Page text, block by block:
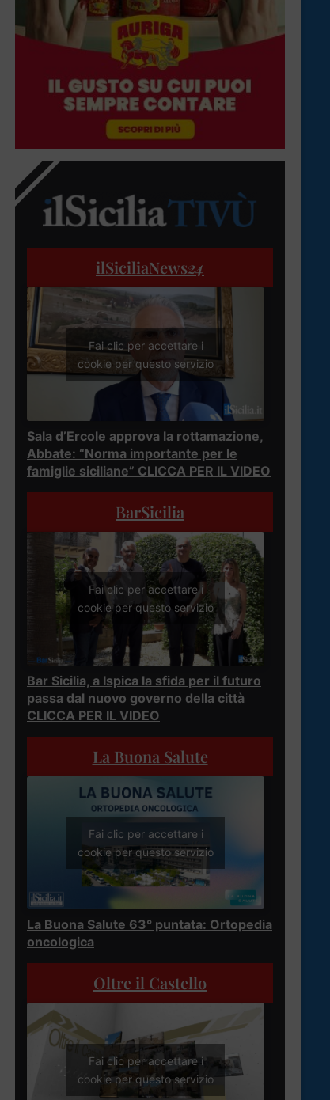
ilSiciliaNews24
Fai clic per accettare i
cookie per questo servizio
Sala d’Ercole approva la rottamazione,
Abbate: “Norma importante per le
famiglie siciliane” CLICCA PER IL VIDEO
BarSicilia
Fai clic per accettare i
cookie per questo servizio
Bar Sicilia, a Ispica la sfida per il futuro
passa dal nuovo governo della città
CLICCA PER IL VIDEO
La Buona Salute
Fai clic per accettare i
cookie per questo servizio
La Buona Salute 63° puntata: Ortopedia
oncologica
Oltre il Castello
Fai clic per accettare i
cookie per questo servizio